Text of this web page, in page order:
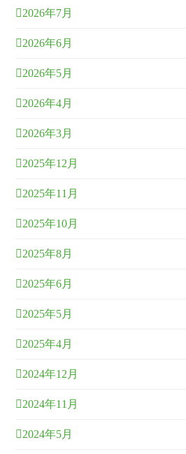
2026年7月
2026年6月
2026年5月
2026年4月
2026年3月
2025年12月
2025年11月
2025年10月
2025年8月
2025年6月
2025年5月
2025年4月
2024年12月
2024年11月
2024年5月